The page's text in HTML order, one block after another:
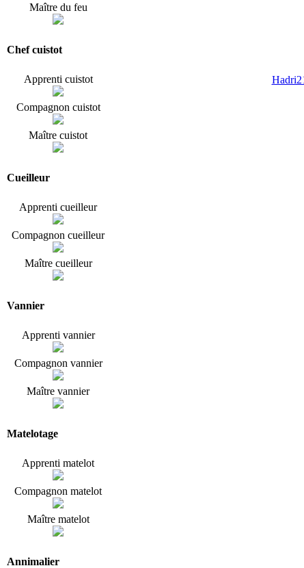
Maître du feu
Chef cuistot
Apprenti cuistot
Compagnon cuistot
Maître cuistot
Cueilleur
Apprenti cueilleur
Compagnon cueilleur
Maître cueilleur
Vannier
Apprenti vannier
Compagnon vannier
Maître vannier
Matelotage
Apprenti matelot
Compagnon matelot
Maître matelot
Annimalier